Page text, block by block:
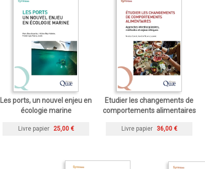
Les ports, un nouvel enjeu en
écologie marine
Livre papier 25,00 €
Etudier les changements de
comportements alimentaires
Livre papier 36,00 €